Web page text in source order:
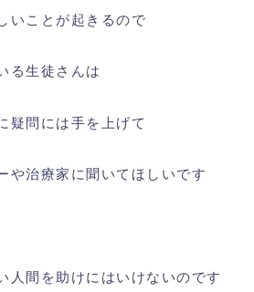
いことが起きるので
る生徒さんは
疑問には手を上げて
や治療家に聞いてほしいです
人間を助けにはいけないのです